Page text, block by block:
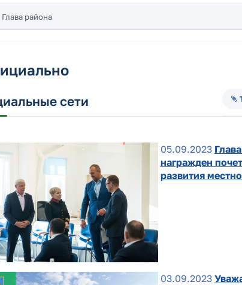
Глава района
сети
05.09.2023
награжден
развития
03.09.2023